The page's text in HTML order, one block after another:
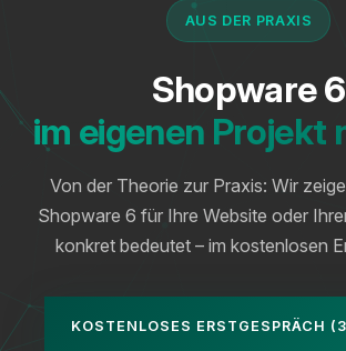
AUS DER PRAXIS
Shopware 6
im eigenen Projekt
Von der Theorie zur Praxis: Wir
Shopware 6 für Ihre Website oder
konkret bedeutet – im kostenlosen
KOSTENLOSES ERSTGESPRÄCH